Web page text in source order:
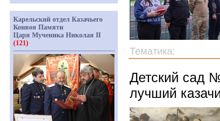
Тематика:
Детский сад
лучший
Карельский отдел Казачьего
Конвоя Памяти
Царя Мученика Николая II
(121)